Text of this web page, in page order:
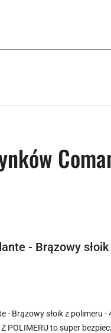
- Brązowy
- Brązowy słoik z polimeru -
POLIMERU to super